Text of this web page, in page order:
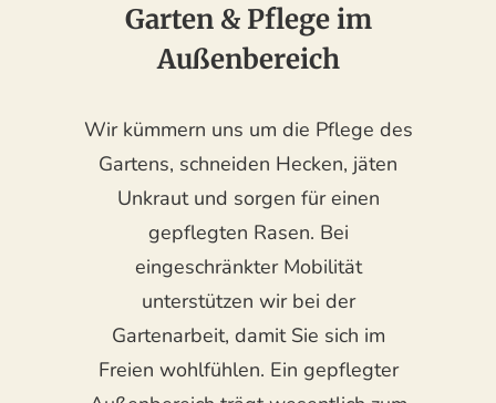
Garten & Pflege im
Außenbereich
Wir kümmern uns um die Pflege des
Gartens, schneiden Hecken, jäten
Unkraut und sorgen für einen
gepflegten Rasen. Bei
eingeschränkter Mobilität
unterstützen wir bei der
Gartenarbeit, damit Sie sich im
Freien wohlfühlen. Ein gepflegter